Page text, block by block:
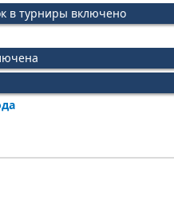
в турниры включено